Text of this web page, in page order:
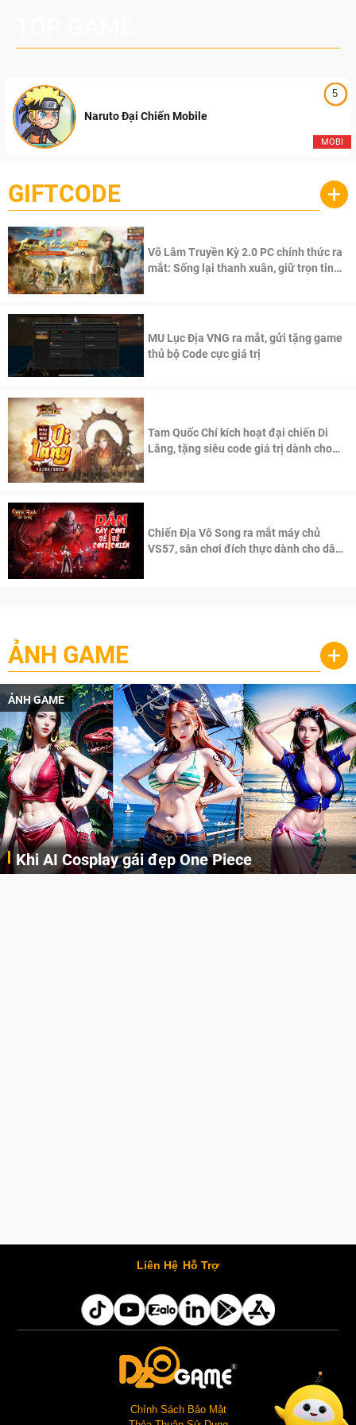
5
MOBI
Naruto Đại Chiến Mobile
GIFTCODE +
Võ Lâm Truyền Kỳ 2.0 PC chính thức ra
mắt: Sống lại thanh xuân, giữ trọn tinh
MU Lục Địa VNG ra mắt, gửi tặng game
thủ bộ Code cực giá trị
Tam Quốc Chí kích hoạt đại chiến Di
Lăng, tặng siêu code giá trị dành cho
Chiến Địa Vô Song ra mắt máy chủ
VS57, sân chơi đích thực dành cho dân
ẢNH GAME +
ẢNH GAME
Cosplay Xiangling siêu cute
Liên Hệ Hỗ Trợ
Chính Sách Bảo Mật